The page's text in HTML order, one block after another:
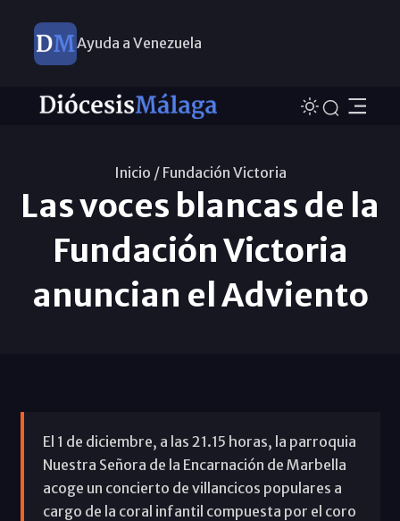
Ayuda a Venezuela
Inicio / Fundación Victoria
Las voces blancas de la
Fundación Victoria
anuncian el Adviento
El 1 de diciembre, a las 21.15 horas, la parroquia
Nuestra Señora de la Encarnación de Marbella
acoge un concierto de villancicos populares a
cargo de la coral infantil compuesta por el coro